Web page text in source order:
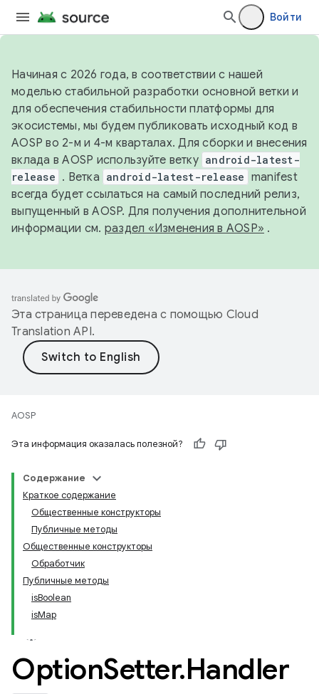
Войти
Начиная с 2026 года, в соответствии с нашей
моделью стабильной разработки основной ветки и
для обеспечения стабильности платформы для
экосистемы, мы будем публиковать исходный код в
AOSP во 2-м и 4-м кварталах. Для сборки и внесения
вклада в AOSP используйте ветку android-latest-
release . Ветка android-latest-release manifest
всегда будет ссылаться на самый последний релиз,
выпущенный в AOSP. Для получения дополнительной
информации см. раздел «Изменения в AOSP» .
Эта страница переведена с помощью Cloud
Translation API.
AOSP
Эта информация оказалась полезной?
Содержание
Краткое содержание
Общественные конструкторы
Публичные методы
Общественные конструкторы
Обработчик
Публичные методы
isBoolean
isMap
OptionSetter.Handler